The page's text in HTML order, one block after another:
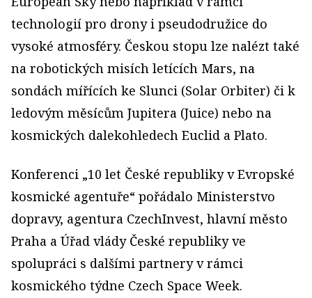
technologií pro drony i pseudodružice do
vysoké atmosféry. Českou stopu lze nalézt také
na robotických misích letících Mars, na
sondách mířících ke Slunci (Solar Orbiter) či k
ledovým měsícům Jupitera (Juice) nebo na
kosmických dalekohledech Euclid a Plato.
Konferenci „10 let České republiky v Evropské
kosmické agentuře“ pořádalo Ministerstvo
dopravy, agentura CzechInvest, hlavní město
Praha a Úřad vlády České republiky ve
spolupráci s dalšími partnery v rámci
kosmického týdne Czech Space Week.